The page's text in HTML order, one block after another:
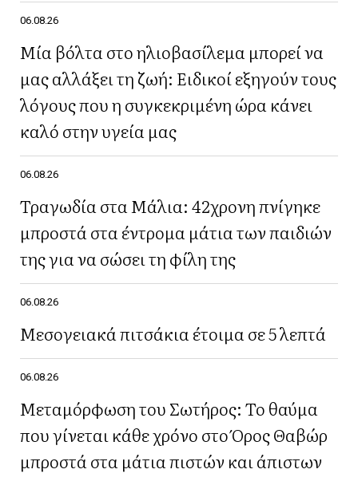
06.08.26
Μία βόλτα στο ηλιοβασίλεμα μπορεί να
μας αλλάξει τη ζωή: Ειδικοί εξηγούν τους
λόγους που η συγκεκριμένη ώρα κάνει
καλό στην υγεία μας
06.08.26
Τραγωδία στα Μάλια: 42χρονη πνίγηκε
μπροστά στα έντρομα μάτια των παιδιών
της για να σώσει τη φίλη της
06.08.26
Μεσογειακά πιτσάκια έτοιμα σε 5 λεπτά
06.08.26
Μεταμόρφωση του Σωτήρος: Το θαύμα
που γίνεται κάθε χρόνο στο Όρος Θαβώρ
μπροστά στα μάτια πιστών και άπιστων